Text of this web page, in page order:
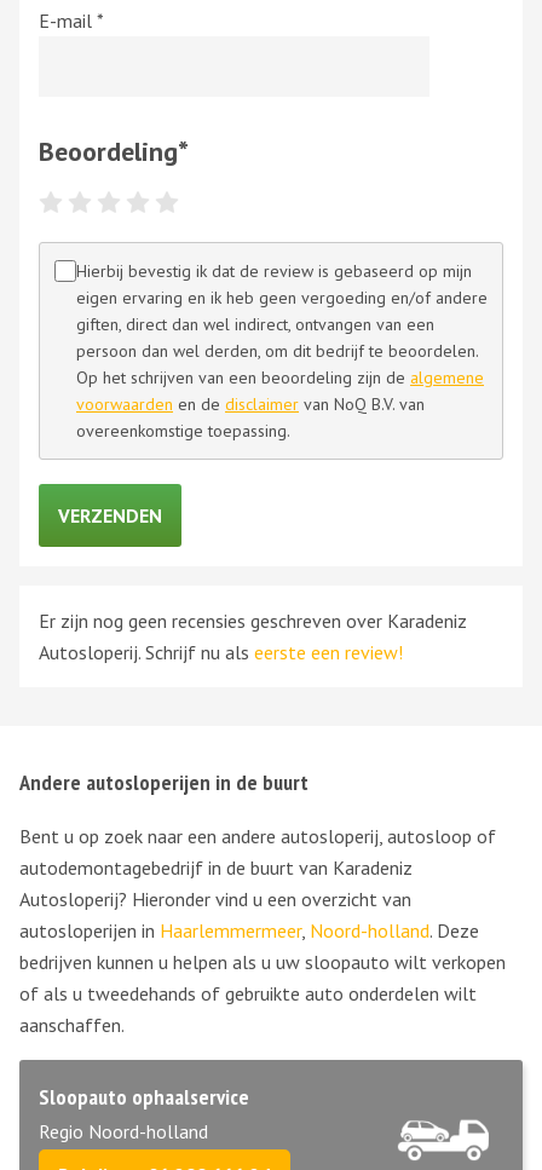
E-mail *
Beoordeling*
Hierbij bevestig ik dat de review is gebaseerd op mijn
eigen ervaring en ik heb geen vergoeding en/of andere
giften, direct dan wel indirect, ontvangen van een
persoon dan wel derden, om dit bedrijf te beoordelen.
Op het schrijven van een beoordeling zijn de algemene
voorwaarden en de disclaimer van NoQ B.V. van
overeenkomstige toepassing.
Er zijn nog geen recensies geschreven over Karadeniz
Autosloperij. Schrijf nu als eerste een review!
Andere autosloperijen in de buurt
Bent u op zoek naar een andere autosloperij, autosloop of
autodemontagebedrijf in de buurt van Karadeniz
Autosloperij? Hieronder vind u een overzicht van
autosloperijen in Haarlemmermeer, Noord-holland. Deze
bedrijven kunnen u helpen als u uw sloopauto wilt verkopen
of als u tweedehands of gebruikte auto onderdelen wilt
aanschaffen.
Sloopauto ophaalservice
Regio Noord-holland